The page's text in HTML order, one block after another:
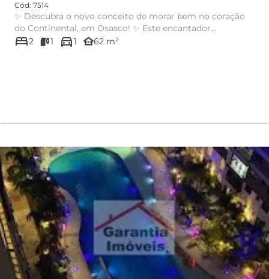
Cód: 7514
✨ Descubra o novo conceito de morar bem no coração
do Continental, em Osasco! ✨ Este encantador
apartamento de 62m² ofe...
bed2 1 directions_car1 other_houses62 m²